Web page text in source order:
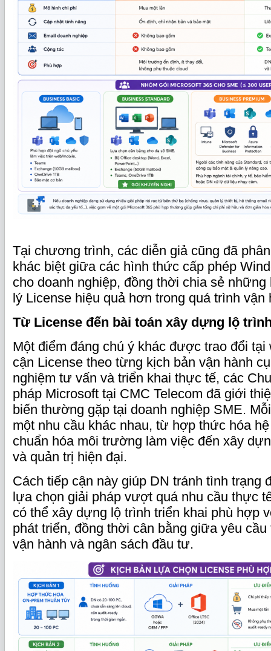
Tại chương trình, các diễn giả cũng đã
khác biệt giữa các hình thức cấp phép
cho doanh nghiệp, đồng thời chia sẻ
lý License hiệu quả hơn trong quá trình vận
Từ License đến bài toán xây dựng lộ
Một điểm đáng chú ý khác được trao đổi tại
cận License theo từng kịch bản vận hành
nghiệm tư vấn và triển khai thực tế, các
pháp Microsoft tại CMC Telecom đã giới
biến thường gặp tại doanh nghiệp SME.
một nhu cầu khác nhau, từ hợp thức hóa
chuẩn hóa môi trường làm việc đến xây
và quản trị hiện đại.
Cách tiếp cận này giúp DN tránh tình trạng
lựa chọn giải pháp vượt quá nhu cầu thực
có thể xây dựng lộ trình triển khai phù hợp
phát triển, đồng thời cân bằng giữa yêu
vận hành và ngân sách đầu tư.